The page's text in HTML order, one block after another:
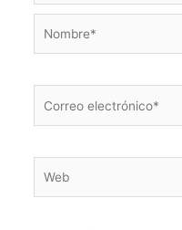
electrónico*